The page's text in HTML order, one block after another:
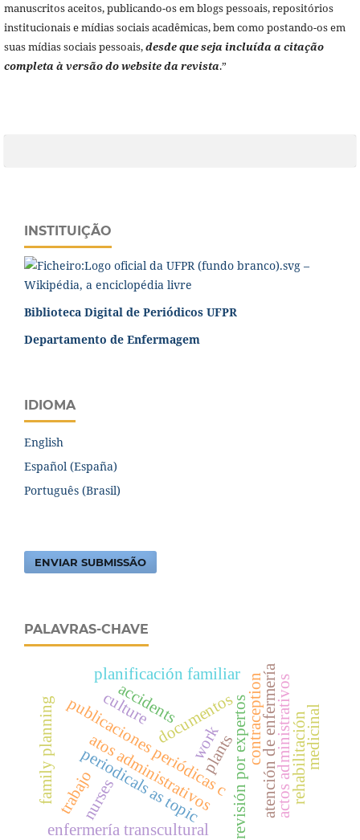
manuscritos aceitos, publicando-os em blogs pessoais, repositórios
institucionais e mídias sociais acadêmicas, bem como postando-os em
suas mídias sociais pessoais,desde que seja incluída a citação
completa à versão do website da revista.”
INSTITUIÇÃO
Biblioteca Digital de Periódicos UFPR
Departamento de Enfermagem
IDIOMA
English
Español (España)
Português (Brasil)
ENVIAR SUBMISSÃO
PALAVRAS-CHAVE
documentos
periodicals as topic revisión por expertos
publicaciones periódicas c
enfermería transcultural
atención de enfermería
family planning contraception
planificación familiar
atos administrativos
nurses actos administrativos
accidents
rehabilitación
culture
plants medicinal
work
trabajo